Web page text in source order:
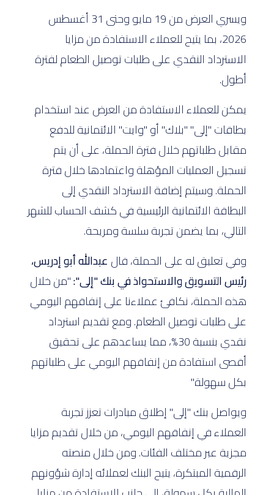
ويسري العرض من 19 مايو وحتى 31 أغسطس
2026، بما يتيح للعملاء الاستفادة من مزايا
الاسترداد النقدي على طلبات توصيل الطعام لفترة
أطول.
يمكن للعملاء الاستفادة من العرض عند استخدام
بطاقات "إلى" "بلاك" أو "وايت" الائتمانية للدفع
مقابل طلباتهم خلال فترة الحملة، على أن يتم
تسجيل العمليات المؤهلة واعتمادها خلال فترة
الحملة. وسيتم إضافة الاسترداد النقدي إلى
البطاقة الائتمانية الرئيسية في كشف الحساب للشهر
التالي، بما يضمن تجربة سلسة ومريحة.
وفي تعليق له على الحملة، قال عبدالله أبو إدريس،
رئيس التسويق والاستحواذ في بنك "إلى":"من خلال
هذه الحملة، نكافئ عملاءنا على إنفاقهم اليومي
على طلبات توصيل الطعام. ومع تقديم استرداد
نقدي بنسبة 30%، مما يساعدهم على تحقيق
أقصى استفادة من إنفاقهم اليومي على طلباتهم
بكل سهولة."
ويواصل بنك "إلى" إطلاق مبادرات تعزز تجربة
العملاء في إنفاقهم اليومي، من خلال تقديم مزايا
مجزية عبر مختلف الفئات. ومن خلال منصته
الرقمية المبتكرة، يتيح البنك لعملائه إدارة شؤونهم